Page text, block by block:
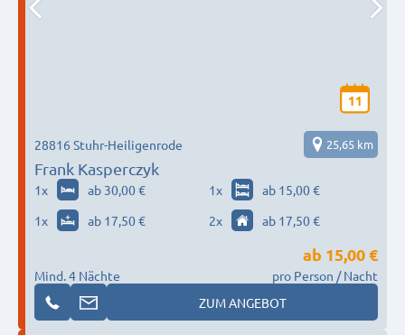
11
Frank Kasperczyk
28816 Stuhr-Heiligenrode 25,65 km
1x ab 30,00 € 1x
ab 15,00 €
1x ab 17,50 € 2x ab 17,50 €
Mind. 4 Nächte
ab 15,00 €
pro Person / Nacht
ZUM ANGEBOT